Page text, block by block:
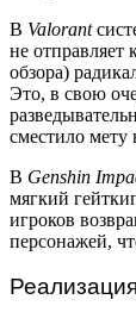
В Valorant
не отправляет
обзора)
Это, в свою
сместило
В Genshin
мягкий
игроков
персонажей,